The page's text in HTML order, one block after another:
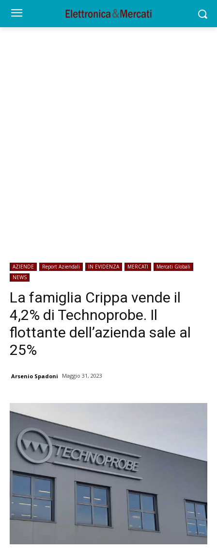
AZIENDE Report Aziendali IN EVIDENZA MERCATI
Mercati Globali
NEWS
La famiglia Crippa vende il
4,2% di Technoprobe. Il
flottante dell’azienda sale al
25%
Arsenio Spadoni Maggio 31, 2023